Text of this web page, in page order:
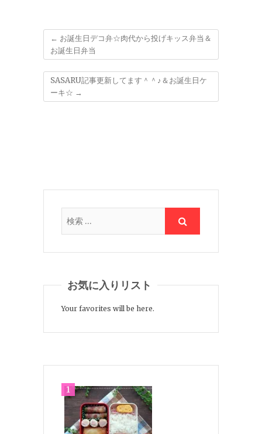
← お誕生日デコ弁☆肉代から投げキッス弁当＆
お誕生日弁当
SASARU記事更新してます＾＾♪＆お誕生日ケ
ーキ☆ →
お気に入りリスト
Your favorites will be here.